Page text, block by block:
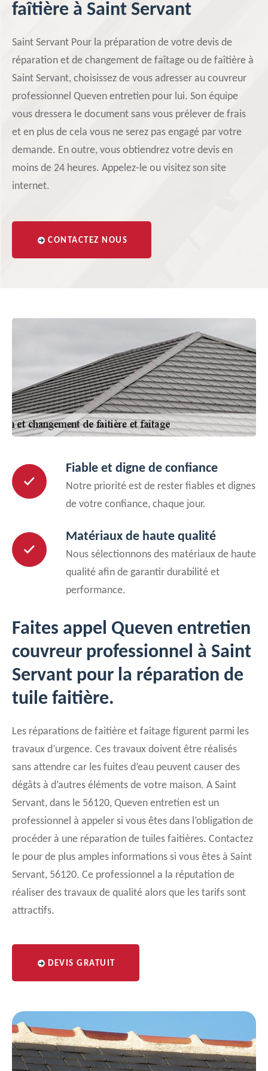
faîtière à Saint Servant
Saint Servant Pour la préparation de votre devis de
réparation et de changement de faîtage ou de faîtière à
Saint Servant, choisissez de vous adresser au couvreur
professionnel Queven entretien pour lui. Son équipe
vous dressera le document sans vous prélever de frais
et en plus de cela vous ne serez pas engagé par votre
demande. En outre, vous obtiendrez votre devis en
moins de 24 heures. Appelez-le ou visitez son site
internet.
CONTACTEZ NOUS
Fiable et digne de confiance
Notre priorité est de rester fiables et dignes
de votre confiance, chaque jour.
Matériaux de haute qualité
Nous sélectionnons des matériaux de haute
qualité afin de garantir durabilité et
performance.
Faites appel Queven entretien
couvreur professionnel à Saint
Servant pour la réparation de
tuile faitière.
Les réparations de faitière et faitage figurent parmi les
travaux d’urgence. Ces travaux doivent être réalisés
sans attendre car les fuites d’eau peuvent causer des
dégâts à d’autres éléments de votre maison. A Saint
Servant, dans le 56120, Queven entretien est un
professionnel à appeler si vous êtes dans l’obligation de
procéder à une réparation de tuiles faitières. Contactez
le pour de plus amples informations si vous êtes à Saint
Servant, 56120. Ce professionnel a la réputation de
réaliser des travaux de qualité alors que les tarifs sont
attractifs.
DEVIS GRATUIT